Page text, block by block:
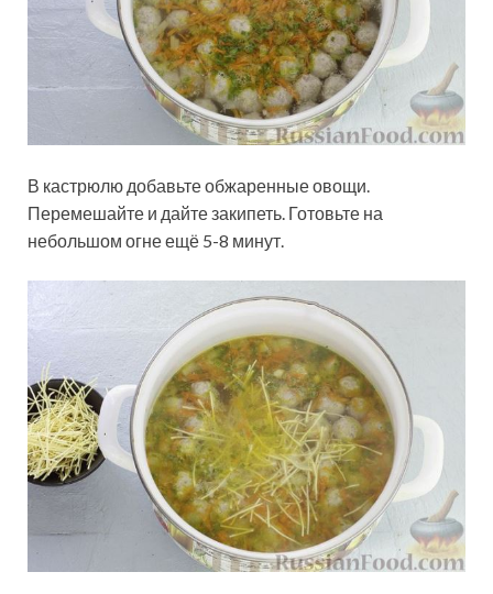
В кастрюлю добавьте обжаренные овощи.
Перемешайте и дайте закипеть. Готовьте на
небольшом огне ещё 5-8 минут.